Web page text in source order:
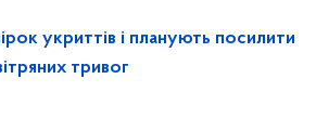
укриттів і планують посилити
тривог